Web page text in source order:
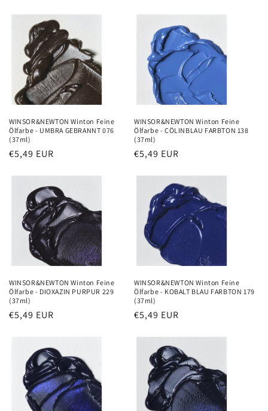
WINSOR&NEWTON Winton Feine
Ölfarbe - UMBRA GEBRANNT 076
(37ml)
Precio
€5,49 EUR
WINSOR&NEWTON Winton Feine
Ölfarbe - CÖLINBLAU FARBTON 138
(37ml)
Precio
€5,49 EUR
WINSOR&NEWTON Winton Feine
Ölfarbe - DIOXAZIN PURPUR 229
(37ml)
Precio
€5,49 EUR
WINSOR&NEWTON Winton Feine
Ölfarbe - KOBALT BLAU FARBTON 179
(37ml)
Precio
€5,49 EUR